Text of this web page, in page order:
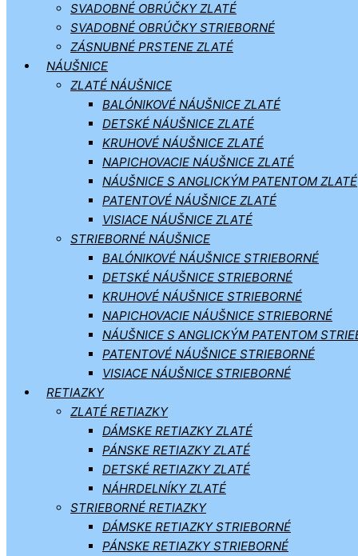
SVADOBNÉ OBRÚČKY ZLATÉ
SVADOBNÉ OBRÚČKY STRIEBORNÉ
ZÁSNUBNÉ PRSTENE ZLATÉ
NÁUŠNICE
ZLATÉ NÁUŠNICE
BALÓNIKOVÉ NÁUŠNICE ZLATÉ
DETSKÉ NÁUŠNICE ZLATÉ
KRUHOVÉ NÁUŠNICE ZLATÉ
NAPICHOVACIE NÁUŠNICE ZLATÉ
NÁUŠNICE S ANGLICKÝM PATENTOM ZLATÉ
PATENTOVÉ NÁUŠNICE ZLATÉ
VISIACE NÁUŠNICE ZLATÉ
STRIEBORNÉ NÁUŠNICE
BALÓNIKOVÉ NÁUŠNICE STRIEBORNÉ
DETSKÉ NÁUŠNICE STRIEBORNÉ
KRUHOVÉ NÁUŠNICE STRIEBORNÉ
NAPICHOVACIE NÁUŠNICE STRIEBORNÉ
NÁUŠNICE S ANGLICKÝM PATENTOM
PATENTOVÉ NÁUŠNICE STRIEBORNÉ
VISIACE NÁUŠNICE STRIEBORNÉ
RETIAZKY
ZLATÉ RETIAZKY
DÁMSKE RETIAZKY ZLATÉ
PÁNSKE RETIAZKY ZLATÉ
DETSKÉ RETIAZKY ZLATÉ
NÁHRDELNÍKY ZLATÉ
STRIEBORNÉ RETIAZKY
DÁMSKE RETIAZKY STRIEBORNÉ
PÁNSKE RETIAZKY STRIEBORNÉ